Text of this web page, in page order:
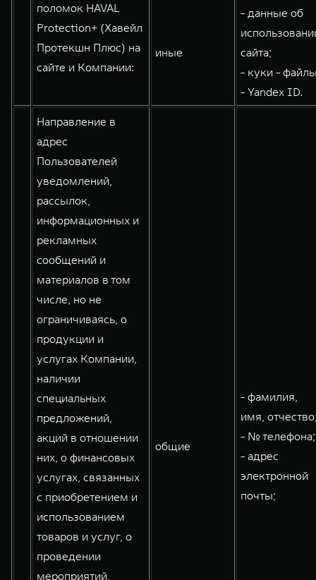
WEY 80
Масштаб возможностей
от 6 449 000 ₽ от 8 099 000 ₽
поломок HAVAL
Protection+ (Хавейл
Протекшн Плюс) на
сайте и Компании:
иные
- данные об
сайта;
- куки -
- Yandex ID.
Направление в
адрес
Пользователей
уведомлений,
рассылок,
информационных и
рекламных
сообщений и
материалов в том
числе, но не
ограничиваясь, о
продукции и
услугах Компании,
наличии
специальных
предложений,
акций в отношении
них, о финансовых
услугах, связанных
с приобретением и
использованием
товаров и услуг, о
проведении
мероприятий,
общие
- фамилия,
имя,
- № телефона;
- адрес
электронной
почты;